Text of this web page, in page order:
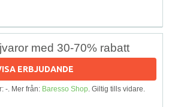
med 30-70% rabatt
ERBJUDANDE
-. Mer från: Baresso Shop. Giltig tills vidare.